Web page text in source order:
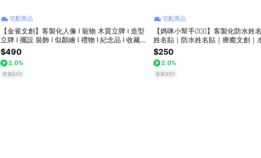
宅配商品
【金雀文創】客製化人像 l 寵物 木質立牌 l 造型
立牌 l 擺設 裝飾 l 似顏繪 l 禮物 l 紀念品 l 收藏品
l 辦公小物
$490
2.0%
客製刻印
宅配商品
【媽咪小幫手🧚🏻‍♀️】客製化防水姓
姓名貼｜防水姓名貼｜療癒文創｜
製化貼紙｜可愛貼紙｜兒童姓名貼
貼｜上學必備
$250
2.0%
客製刻印